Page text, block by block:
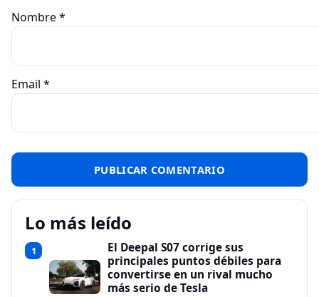
Nombre*
Email *
Lo más leído
1
El Deepal S07 corrige sus
principales puntos débiles para
convertirse en un rival mucho
más serio de Tesla